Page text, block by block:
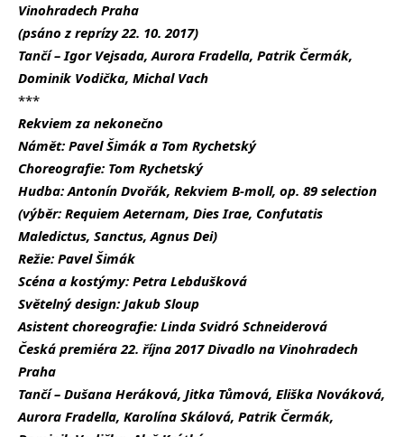
Vinohradech Praha
(psáno z reprízy 22. 10. 2017)
Tančí – Igor Vejsada, Aurora Fradella, Patrik Čermák,
Dominik Vodička, Michal Vach
***
Rekviem za nekonečno
Námět: Pavel Šimák a Tom Rychetský
Choreografie: Tom Rychetský
Hudba: Antonín Dvořák, Rekviem B-moll, op. 89 selection
(výběr: Requiem Aeternam, Dies Irae, Confutatis
Maledictus, Sanctus, Agnus Dei)
Režie: Pavel Šimák
Scéna a kostýmy: Petra Lebdušková
Světelný design: Jakub Sloup
Asistent choreografie: Linda Svidró Schneiderová
Česká premiéra 22. října 2017 Divadlo na Vinohradech
Praha
Tančí – Dušana Heráková, Jitka Tůmová, Eliška Nováková,
Aurora Fradella, Karolína Skálová, Patrik Čermák,